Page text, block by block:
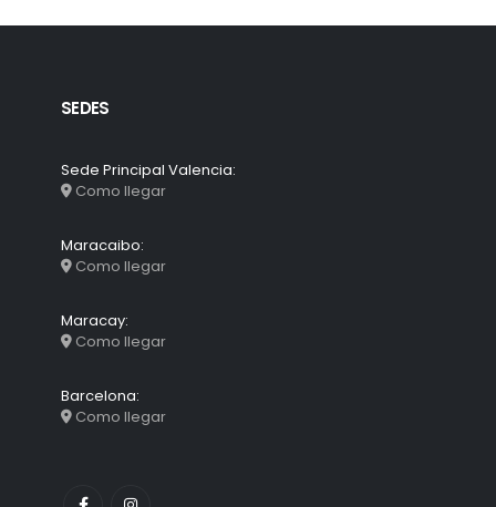
SEDES
Sede Principal Valencia:
Como llegar
Maracaibo:
Como llegar
Maracay:
Como llegar
Barcelona:
Como llegar